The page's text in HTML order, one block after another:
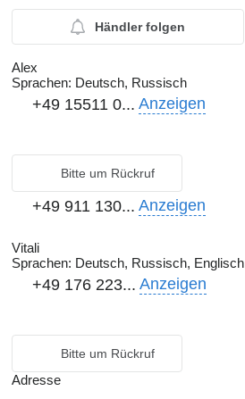
Händler folgen
Alex
Sprachen: Deutsch, Russisch
+49 15511 0... Anzeigen
Bitte um Rückruf
+49 911 130... Anzeigen
Vitali
Sprachen: Deutsch, Russisch, Englisch
+49 176 223... Anzeigen
Bitte um Rückruf
Adresse